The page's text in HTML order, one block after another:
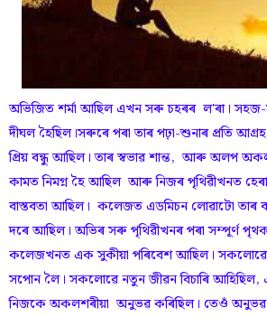
অভিজিত শৰ্মা আছিল এখন সৰু চহৰৰ ল'ৰা।
দীঘল হৈছিল।সৰুৰে পৰা তাৰ পঢ়া-শুনাৰ প্ৰতি
প্ৰিয় বন্ধু আছিল। তাৰ স্বভাৱ শান্ত, আৰু অলপ
কামত নিমগ্ন হৈ আছিল আৰু নিজৰ পৃথিৱীখনত
বাস্তবতা আছিল। কলেজত এডমিচন লোৱাটো তাৰ
দৰে আছিল। অভিৰ সৰু পৃথিৱীখনৰ পৰা সম্পূৰ্ণ
কলেজখনত এক সুকীয়া পৰিবেশ আছিল। সকলোৱে
সপোন লৈ। সকলোৱে নতুন জীৱন বিচাৰি
নিজকে অকলশৰীয়া অনুভৱ কৰিছিল। তেওঁ অনুভৱ